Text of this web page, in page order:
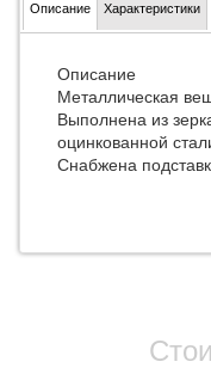
Описание Характеристики
Описание
Металлическая
Выполнена из
оцинкованной
Снабжена